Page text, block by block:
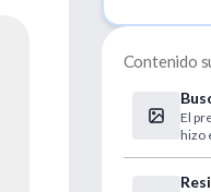
Contenido
la
El
hizo